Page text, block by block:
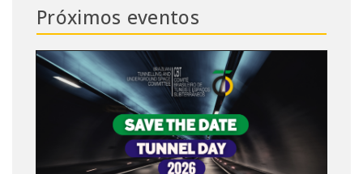
Próximos eventos